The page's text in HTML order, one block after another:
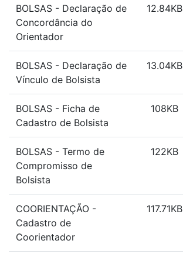
BOLSAS - Declaração de
Concordância do
Orientador
12.84KB
BOLSAS - Declaração de
Vínculo de Bolsista
13.04KB
BOLSAS - Ficha de
Cadastro de Bolsista
108KB
BOLSAS - Termo de
Compromisso de
Bolsista
122KB
COORIENTAÇÃO -
Cadastro de
Coorientador
117.71KB